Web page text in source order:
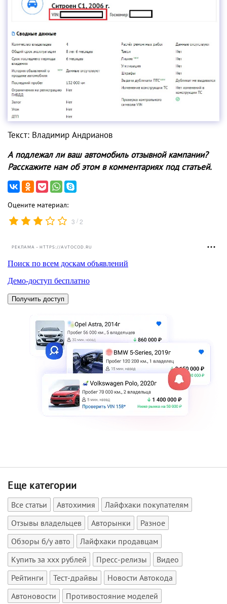
Текст: Владимир Андрианов
А подлежал ли ваш автомобиль отзывной кампании?
Расскажите нам об этом в комментариях под статьей.
Оцените материал:
3 /2
РЕКЛАМА • HTTPS://AVTOCOD.RU
Еще категории
Все статьи Автохимия
Лайфхаки покупателям
Отзывы владельцев
Авторынки
Разное
Обзоры б/у авто
Лайфхаки продавцам
Купить за xxx рублей
Пресс-релизы
Видео
Рейтинги
Тест-драйвы
Новости Автокода
Автоновости
Противостояние моделей